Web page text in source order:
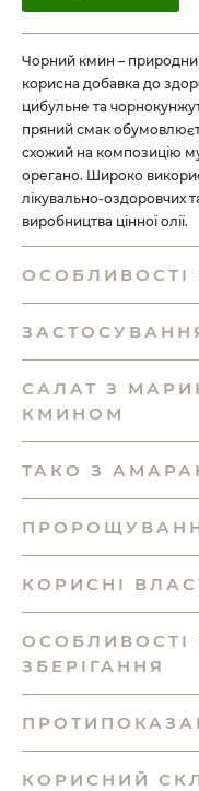
Чорний кмин –
корисна добавка до
цибульне та
пряний смак
схожий на композицію
орегано. Широко
лікувально-оздоровчих
виробництва цінної олії.
ОСОБЛИВОСТІ
САЛАТ З
КМИНОМ
ТАКО З
КОРИСНІ
ЗБЕРІГАННЯ
КОРИСНИЙ